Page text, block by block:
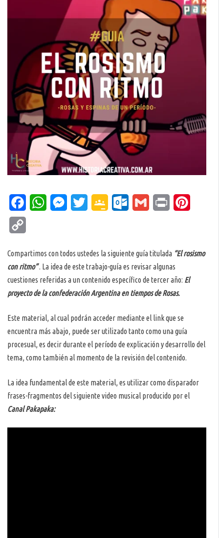
FacebookWhatsAppMessenger
Twitter Google Outlook.com
Gmail Print
Compartimos con todos ustedes la siguiente guía titulada “El rosismo
con ritmo”. La idea de este trabajo-guía es revisar algunas
cuestiones referidas a un contenido específico de tercer año: El
proyecto de la confederación Argentina en tiempos de Rosas.
Este material, al cual podrán acceder mediante el link que se
encuentra más abajo, puede ser utilizado tanto como una guía
procesual, es decir durante el período de explicación y desarrollo del
tema, como también al momento de la revisión del contenido.
La idea fundamental de este material, es utilizar como disparador
frases-fragmentos del siguiente video musical producido por el
Canal Pakapaka: